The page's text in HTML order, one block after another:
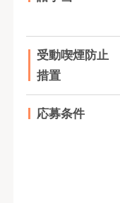
受動喫煙防止
措置
応募条件